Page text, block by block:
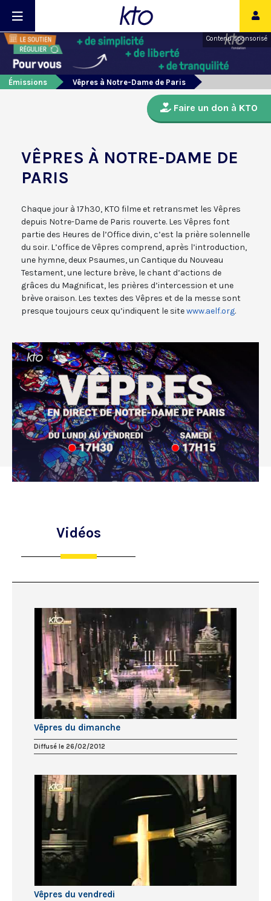
Contenu sponsorisé
Émissions Vêpres à Notre-Dame de Paris
Faire un don à KTO
VÊPRES À NOTRE-DAME DE
PARIS
Chaque jour à 17h30, KTO filme et retransmet les Vêpres
depuis Notre-Dame de Paris rouverte. Les Vêpres font
partie des Heures de l’Office divin, c’est la prière solennelle
du soir. L’office de Vêpres comprend, après l’introduction,
une hymne, deux Psaumes, un Cantique du Nouveau
Testament, une lecture brève, le chant d’actions de
grâces du Magnificat, les prières d’intercession et une
brève oraison. Les textes des Vêpres et de la messe sont
presque toujours ceux qu’indiquent le sitewww.aelf.org.
Vidéos
Vêpres du dimanche
Diffusé le 26/02/2012
Vêpres du vendredi